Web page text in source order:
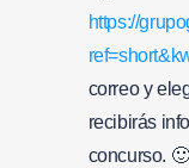
https://
correo y
recibirás
concurso. 🙂